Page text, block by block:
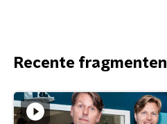
Recente fragmenten